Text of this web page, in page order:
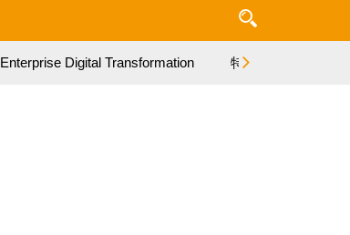
Enterprise Digital Transformation 特集